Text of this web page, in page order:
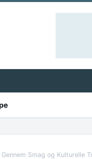
Gennem Smag og Kulturelle